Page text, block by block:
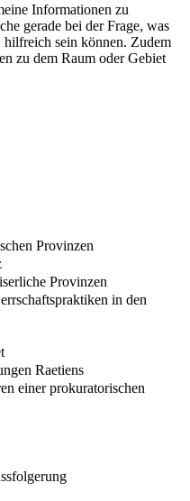
Informationen zu
gerade bei der Frage, was
sein können. Zudem
zu dem Raum oder Gebiet
Provinzen
Provinzen
in den
Raetiens
einer prokuratorischen